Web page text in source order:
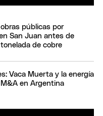
públicas por
San Juan antes de
de cobre
Vaca Muerta y la energía
en Argentina